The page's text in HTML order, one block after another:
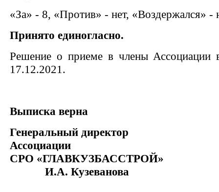
«За» - 8, «Против» - нет, «Воздержался» -
Принято единогласно.
Решение о приеме в члены Ассоциации
17.12.2021.
Выписка верна
Генеральный директор
Ассоциации
СРО
И.А. Кузеванова